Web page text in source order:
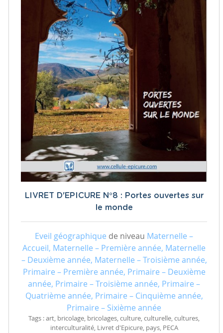
LIVRET D'EPICURE N°8 : Portes ouvertes sur
le monde
Eveil géographique de niveau Maternelle –
Accueil, Maternelle – Première année, Maternelle
– Deuxième année, Maternelle – Troisième année,
Primaire – Première année, Primaire – Deuxième
année, Primaire – Troisième année, Primaire –
Quatrième année, Primaire – Cinquième année,
Primaire – Sixième année
Tags : art, bricolage, bricolages, culture, culturelle, cultures,
interculturalité, Livret d'Epicure, pays, PECA